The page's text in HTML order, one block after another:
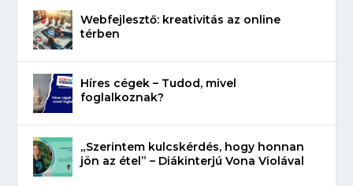
Webfejlesztő: kreativitás az online
térben
Híres cégek – Tudod, mivel
foglalkoznak?
„Szerintem kulcskérdés, hogy honnan
jön az étel” – Diákinterjú Vona Violával